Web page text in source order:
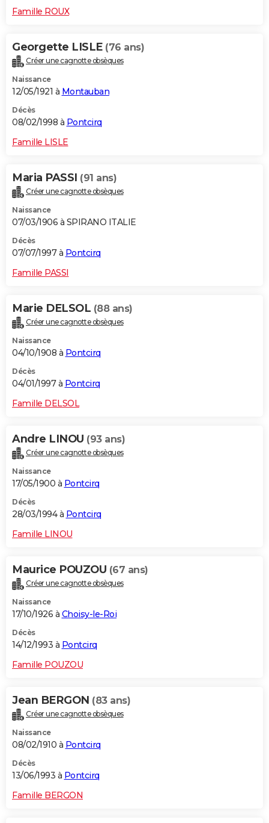
Famille ROUX
Georgette LISLE (76 ans)
Créer une cagnotte obsèques
Naissance
12/05/1921 à Montauban
Décès
08/02/1998 à Pontcirq
Famille LISLE
Maria PASSI (91 ans)
Créer une cagnotte obsèques
Naissance
07/03/1906 à SPIRANO ITALIE
Décès
07/07/1997 à Pontcirq
Famille PASSI
Marie DELSOL (88 ans)
Créer une cagnotte obsèques
Naissance
04/10/1908 à Pontcirq
Décès
04/01/1997 à Pontcirq
Famille DELSOL
Andre LINOU (93 ans)
Créer une cagnotte obsèques
Naissance
17/05/1900 à Pontcirq
Décès
28/03/1994 à Pontcirq
Famille LINOU
Maurice POUZOU (67 ans)
Créer une cagnotte obsèques
Naissance
17/10/1926 à Choisy-le-Roi
Décès
14/12/1993 à Pontcirq
Famille POUZOU
Jean BERGON (83 ans)
Créer une cagnotte obsèques
Naissance
08/02/1910 à Pontcirq
Décès
13/06/1993 à Pontcirq
Famille BERGON